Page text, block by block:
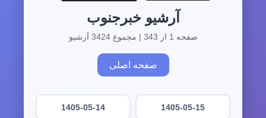
آرشیو خبرجنوب
صفحه 1 از 343 | مجموع 3424 آرشیو
صفحه اصلی
1405-05-15
1405-05-14